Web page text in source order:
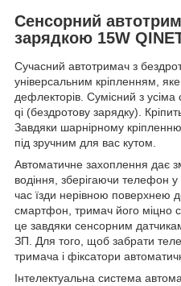
Сенсорний
зарядкою 15W
Сучасний автотримач з
універсальним кріпленням,
дефлекторів. Сумісний з
qi (бездротову зарядку).
Завдяки шарнірному
під зручним для вас кутом.
Автоматичне захоплення дає
водіння, зберігаючи телефон
час їзди нерівною поверхнею
смартфон, тримач його міцно
це завдяки сенсорним
ЗП. Для того, щоб забрати
тримача і фіксатори
Інтелектуальна система